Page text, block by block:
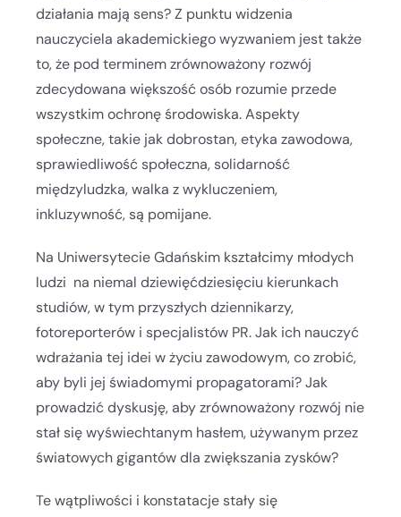
działania mają sens? Z punktu widzenia
nauczyciela akademickiego wyzwaniem jest także
to, że pod terminem zrównoważony rozwój
zdecydowana większość osób rozumie przede
wszystkim ochronę środowiska. Aspekty
społeczne, takie jak dobrostan, etyka zawodowa,
sprawiedliwość społeczna, solidarność
międzyludzka, walka z wykluczeniem,
inkluzywność, są pomijane.
Na Uniwersytecie Gdańskim kształcimy młodych
ludzi na niemal dziewięćdziesięciu kierunkach
studiów, w tym przyszłych dziennikarzy,
fotoreporterów i specjalistów PR. Jak ich nauczyć
wdrażania tej idei w życiu zawodowym, co zrobić,
aby byli jej świadomymi propagatorami? Jak
prowadzić dyskusję, aby zrównoważony rozwój nie
stał się wyświechtanym hasłem, używanym przez
światowych gigantów dla zwiększania zysków?
Te wątpliwości i konstatacje stały się